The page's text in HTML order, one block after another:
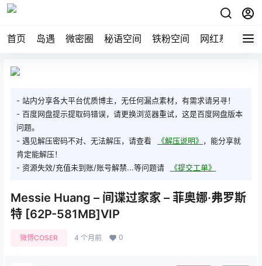
首页 岛遇 微密圈 秘语空间 铁粉空间 网红系列 打
- 站内分享各大平台优质博主，无任何漏点素材，有需求请另寻！
- 百度网盘提示提取码错误，请更换浏览器重试，这是百度网盘版本
问题。
- 遇见解压密码不对、无法解压，请查看
《解压说明》 ，能分享就
肯定能解压！
- 资源失效/充值未到账/账号解禁...等问题请
《提交工单》
Messie Huang – 间谍过家家 – 菲奥娜·弗罗斯
特 [62P-581MB]VIP
微博COSER 4 个月前 0